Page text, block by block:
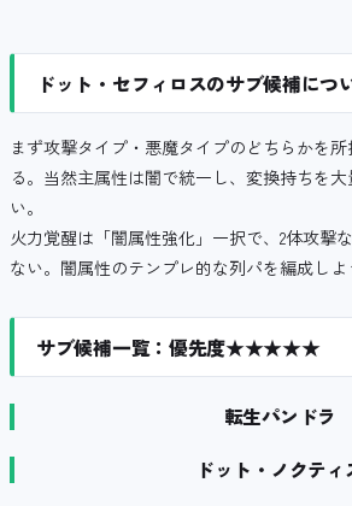
ドット・セフィロスのサブ候補につ
まず攻撃タイプ・悪魔タイプのどちらかを
る。当然主属性は闇で統一し、変換持ちを
い。
火力覚醒は「闇属性強化」一択で、2体攻撃
ない。闇属性のテンプレ的な列パを編成しよ
サブ候補一覧：優先度★★★★★
転生パンドラ
ドット・ノクティ